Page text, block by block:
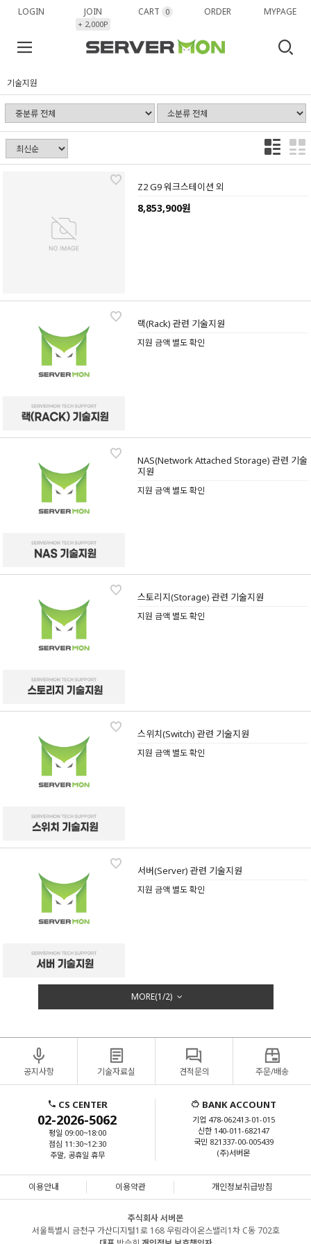
LOGIN JOIN
+ 2,000P
CART 0 ORDER MYPAGE
기술지원
Z2 G9 워크스테이션 외
8,853,900원
랙(Rack) 관련 기술지원
지원 금액 별도 확인
NAS(Network Attached Storage) 관련 기술
지원
지원 금액 별도 확인
스토리지(Storage) 관련 기술지원
지원 금액 별도 확인
스위치(Switch) 관련 기술지원
지원 금액 별도 확인
서버(Server) 관련 기술지원
지원 금액 별도 확인
MORE(1/2)
공지사항 기술자료실 견적문의 주문/배송
CS CENTER
02-2026-5062
평일 09:00~18:00
점심 11:30~12:30
주말, 공휴일 휴무
BANK ACCOUNT
기업 478-062413-01-015
신한 140-011-682147
국민 821337-00-005439
(주)서버몬
이용안내 이용약관 개인정보취급방침
주식회사 서버몬
서울특별시 금천구 가산디지털1로 168 우림라이온스밸리1차 C동 702호